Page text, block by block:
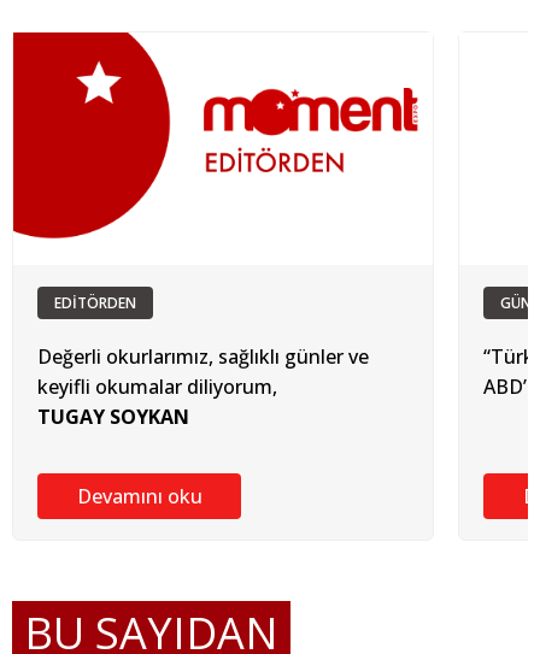
EDİTÖRDEN
Değerli okurlarımız, sağlıklı günler ve
keyifli okumalar diliyorum,
TUGAY SOYKAN
Devamını oku
BU SAYIDAN